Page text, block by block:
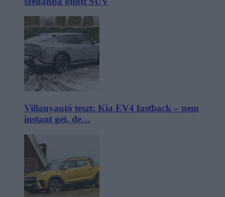
Villanyautó teszt: Kia EV4 fastback – nem
instant get, de…